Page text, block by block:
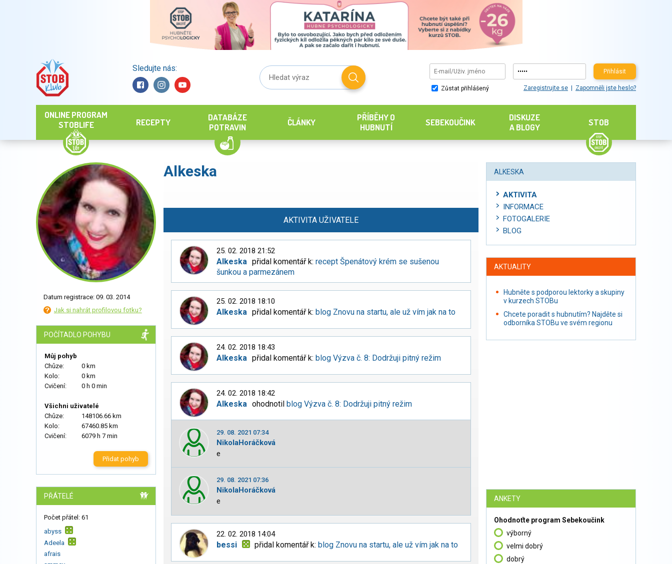
Sledujte nás: Přihlásit
Zůstat přihlášený Zaregistrujte se Zapomněli jste heslo?
ONLINE PROGRAM
STOBLIFE
RECEPTY
DATABÁZE
POTRAVIN
ČLÁNKY
PŘÍBĚHY O
HUBNUTÍ
SEBEKOUČINK
DISKUZE
A BLOGY
STOB
Datum registrace: 09. 03. 2014
Jak si nahrát profilovou fotku?
POČÍTADLO POHYBU
Můj pohyb
Chůze:
0 km
Kolo:
0 km
Cvičení:
0 h 0 min
Všichni uživatelé
Chůze:
148106.66 km
Kolo:
67460.85 km
Cvičení:
6079 h 7 min
Přidat pohyb
PŘÁTELÉ
Počet přátel: 61
abyss
Adeela
afrais
Alkeska
AKTIVITA UŽIVATELE
25. 02. 2018 21:52
Alkeska přidal komentář k:recept Špenátový krém se sušenou
šunkou a parmezánem
25. 02. 2018 18:10
Alkeska přidal komentář k:blog Znovu na startu, ale už vím jak na to
24. 02. 2018 18:43
Alkeska přidal komentář k:blog Výzva č. 8: Dodržuji pitný režim
24. 02. 2018 18:42
Alkeska ohodnotilblog Výzva č. 8: Dodržuji pitný režim
29. 08. 2021 07:34
NikolaHoráčková
e
29. 08. 2021 07:36
NikolaHoráčková
e
22. 02. 2018 14:04
bessi přidal komentář k:blog Znovu na startu, ale už vím jak na to
ALKESKA
AKTIVITA
INFORMACE
FOTOGALERIE
BLOG
AKTUALITY
Hubněte s podporou lektorky a skupiny
v kurzech STOBu
Chcete poradit s hubnutím? Najděte si
odborníka STOBu ve svém regionu
ANKETY
Ohodnoťte program Sebekoučink
výborný
velmi dobrý
dobrý